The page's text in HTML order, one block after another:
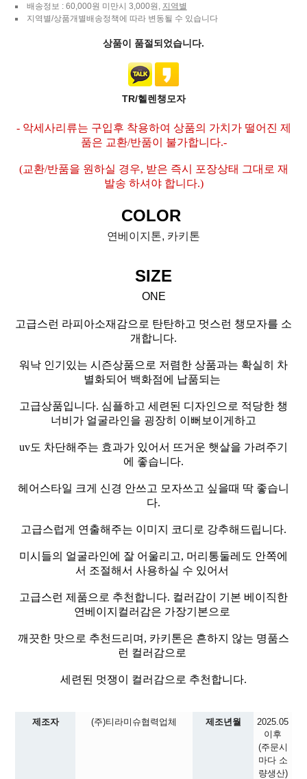
배송정보 : 60,000원 미만시 3,000원, 지역별
지역별/상품개별배송정책에 따라 변동될 수 있습니다
상품이 품절되었습니다.
TR/헬렌챙모자
- 악세사리류는 구입후 착용하여 상품의 가치가 떨어진 제
품은 교환/반품이 불가합니다.-
(교환/반품을 원하실 경우, 받은 즉시 포장상태 그대로 재
발송 하셔야 합니다.)
COLOR
연베이지톤, 카키톤
SIZE
ONE
고급스런 라피아소재감으로 탄탄하고 멋스런 챙모자를 소
개합니다.
워낙 인기있는 시즌상품으로 저렴한 상품과는 확실히 차
별화되어 백화점에 납품되는
고급상품입니다. 심플하고 세련된 디자인으로 적당한 챙
너비가 얼굴라인을 굉장히 이뻐보이게하고
uv도 차단해주는 효과가 있어서 뜨거운 햇살을 가려주기
에 좋습니다.
헤어스타일 크게 신경 안쓰고 모자쓰고 싶을때 딱 좋습니
다.
고급스럽게 연출해주는 이미지 코디로 강추해드립니다.
미시들의 얼굴라인에 잘 어울리고, 머리통둘레도 안쪽에
서 조절해서 사용하실 수 있어서
고급스런 제품으로 추천합니다. 컬러감이 기본 베이직한
연베이지컬러감은 가장기본으로
깨끗한 맛으로 추천드리며, 카키톤은 흔하지 않는 명품스
런 컬러감으로
세련된 멋쟁이 컬러감으로 추천합니다.
제조자 (주)티라미슈협력업체 제조년월
2025.05
이후
(주문시
마다 소
량생산)